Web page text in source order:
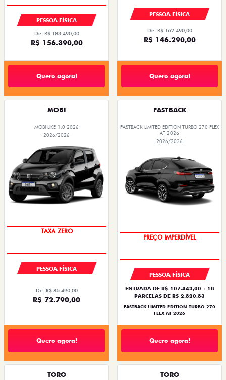
PESSOA FÍSICA
De: R$ 183.490,00
R$ 156.390,00
Quero agora!
PESSOA FÍSICA
De: R$ 162.490,00
R$ 146.290,00
Quero agora!
MOBI
MOBI LIKE 1.0 2026
2026/2026
TAXA ZERO
PESSOA FÍSICA
De: R$ 85.490,00
R$ 72.790,00
Quero agora!
FASTBACK
FASTBACK LIMITED EDITION TURBO 270 FLEX
AT 2026
2026/2026
PREÇO IMPERDÍVEL
PESSOA FÍSICA
ENTRADA DE R$ 107.443,00 +18
PARCELAS DE R$ 2.820,83
FASTBACK LIMITED EDITION TURBO 270
FLEX AT 2026
Quero agora!
TORO TORO